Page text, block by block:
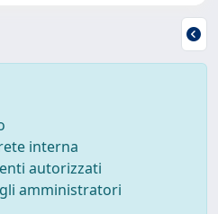
interna
autorizzati
amministratori